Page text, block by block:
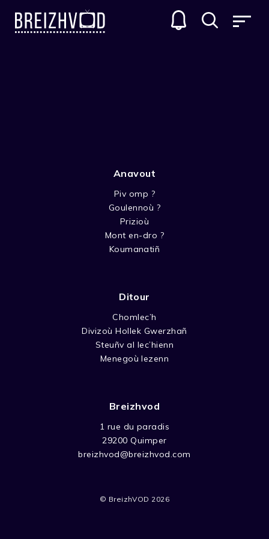
Anavout
Piv omp ?
Goulennoù ?
Prizioù
Mont en-dro ?
Koumanatiñ
Ditour
Chomlec’h
Divizoù Hollek Gwerzhañ
Steuñv al lec’hienn
Menegoù lezenn
Breizhvod
1 rue du paradis
29200 Quimper
breizhvod@breizhvod.com
© BreizhVOD 2026